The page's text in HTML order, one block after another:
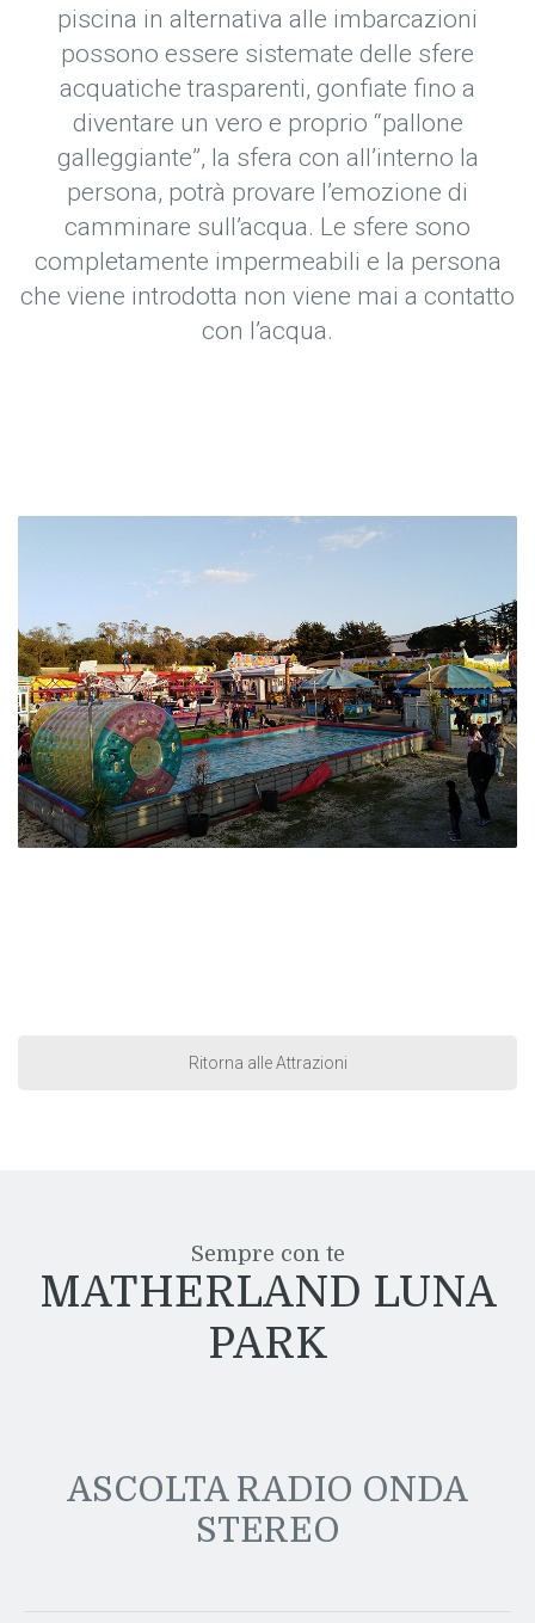
piscina in alternativa alle imbarcazioni
possono essere sistemate delle sfere
acquatiche trasparenti, gonfiate fino a
diventare un vero e proprio “pallone
galleggiante”, la sfera con all’interno la
persona, potrà provare l’emozione di
camminare sull’acqua. Le sfere sono
completamente impermeabili e la persona
che viene introdotta non viene mai a contatto
con l’acqua.
Ritorna alle Attrazioni
Sempre con te
MATHERLAND LUNA
PARK
ASCOLTA RADIO ONDA
STEREO